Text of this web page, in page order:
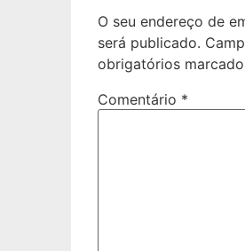
O seu endereço de
será publicado.
obrigatórios
Comentário *